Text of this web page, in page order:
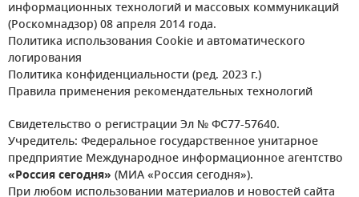
информационных технологий и массовых коммуникаций
(Роскомнадзор) 08 апреля 2014 года.
Политика использования Cookie и автоматического
логирования
Политика конфиденциальности (ред. 2023 г.)
Правила применения рекомендательных технологий
Свидетельство о регистрации Эл № ФС77-57640.
Учредитель: Федеральное государственное унитарное
предприятие Международное информационное агентство
«Россия сегодня» (МИА «Россия сегодня»).
При любом использовании материалов и новостей сайта